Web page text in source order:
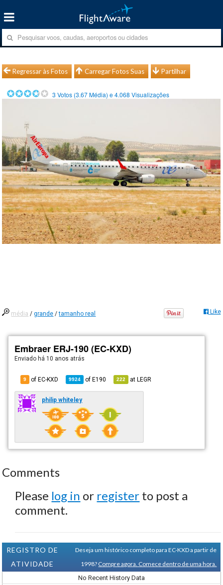
Regressar às Fotos Carregar Fotos Suas Partilhar
3 Votos (3.67Média) e4.068 Visualizações
média /grande /tamanho real Like
Embraer ERJ-190 (EC-KXD)
Enviado há 10 anos atrás
9 of EC-KXD 9924 ofE190 222 atLEGR
philip whiteley
Comments
Please log in or register to post a
comment.
REGISTRO DE
ATIVIDADE
Deseja um histórico completo para EC-KXD a partir de
1998? Compre agora. Comece dentro de uma hora.
No Recent History Data